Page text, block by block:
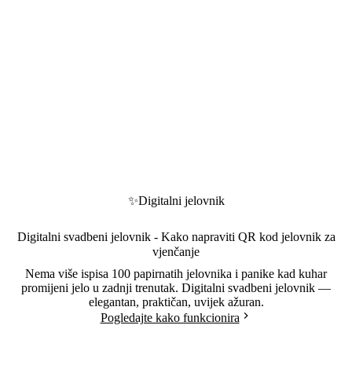
✨Digitalni jelovnik
Digitalni svadbeni jelovnik - Kako napraviti QR kod jelovnik za
vjenčanje
Nema više ispisa 100 papirnatih jelovnika i panike kad kuhar
promijeni jelo u zadnji trenutak. Digitalni svadbeni jelovnik —
elegantan, praktičan, uvijek ažuran.
Pogledajte kako funkcionira